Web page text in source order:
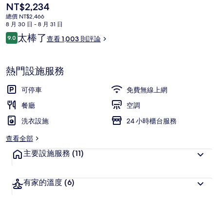
館
的
相
集
目
前
的
價
格
NT$2,234
總價 NT$2,466
8 月 30 日 - 8 月 31 日
評
論
9.09.0 分，滿分 10 分，
太棒了查看 1,003 則評論
熱門設施服務
可停車
免費無線上網
餐廳
空調
洗衣設施
24 小時櫃台服務
查看全部
主要設施服務 (11)
有家的溫度 (6)